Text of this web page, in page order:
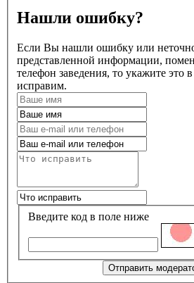
Нашли ошибку?
Если Вы нашли ошибку или
представленной информации,
телефон заведения, то укажите
исправим.
Введите код в поле ниже
Отправить